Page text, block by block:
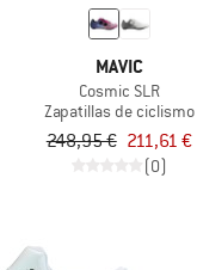
MAVIC
Cosmic SLR
Zapatillas de ciclismo
248,95 € 211,61 €
(0)